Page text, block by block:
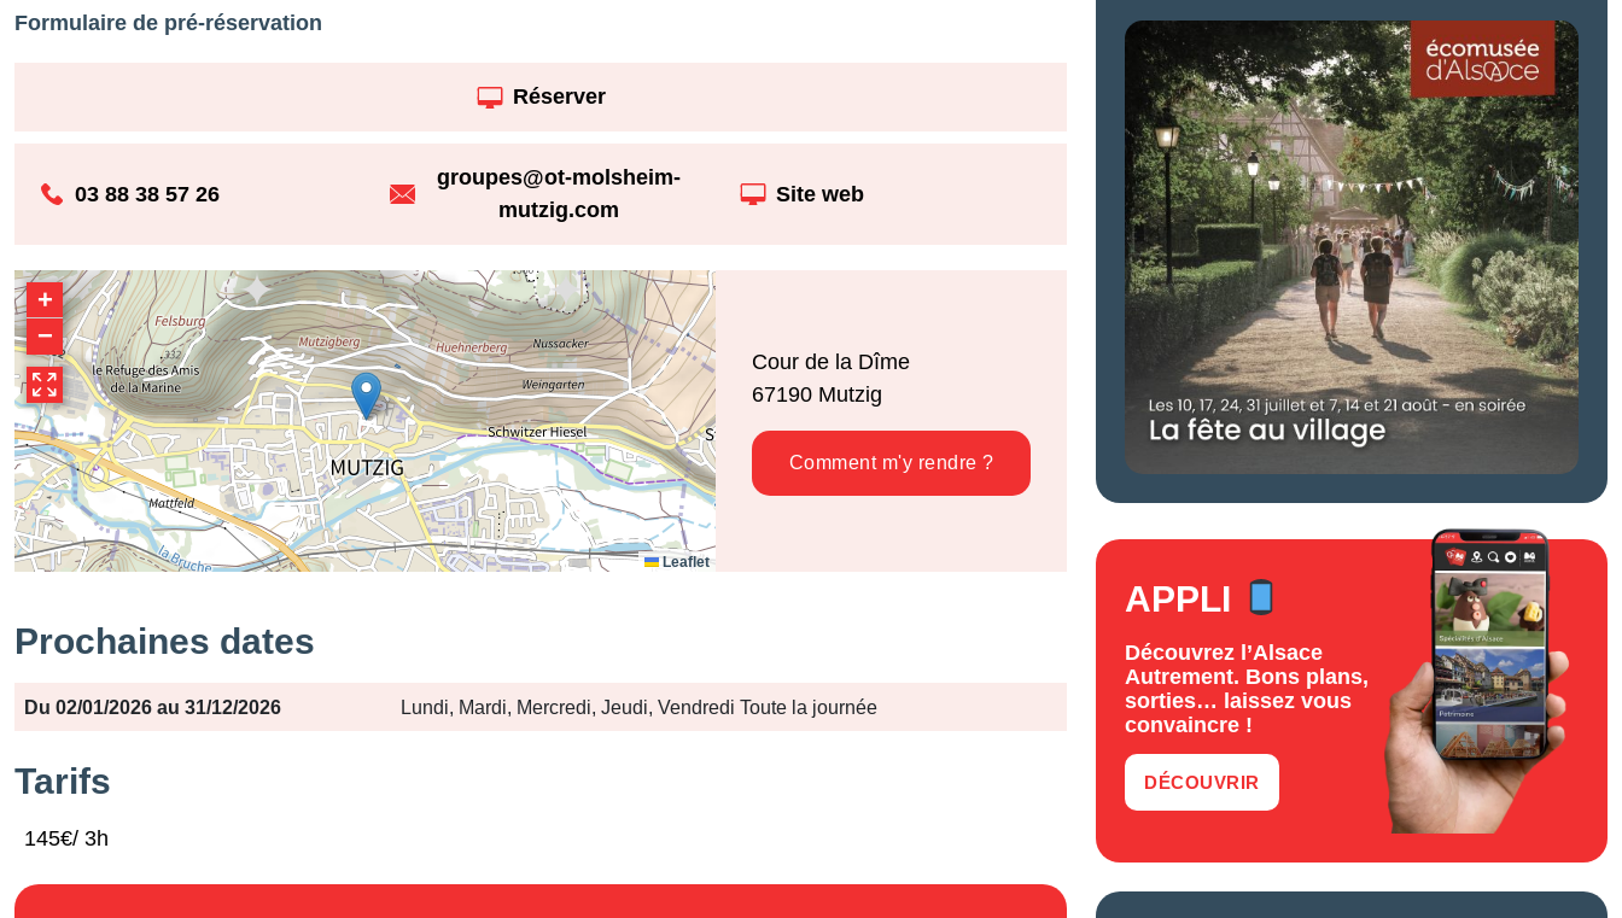
Formulaire de pré-réservation
Réserver
03 88 38 57 26
groupes@ot-molsheim-
mutzig.com
Site web
+
−
Leaflet
Cour de la Dîme
67190 Mutzig
Comment m'y rendre ?
Prochaines dates
Période Jours Horaires
Du 02/01/2026 au 31/12/2026 Lundi, Mardi, Mercredi, Jeudi, Vendredi Toute la journée
Tarifs
145€/ 3h
APPLI
Découvrez l’Alsace
Autrement. Bons plans,
sorties… laissez vous
convaincre !
DÉCOUVRIR